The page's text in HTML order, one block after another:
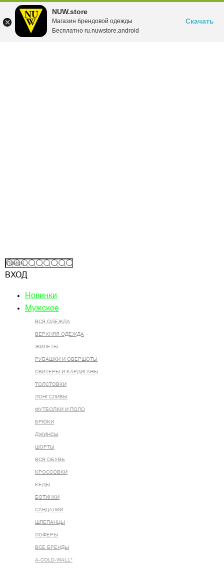
NUW.store
Магазин брендовой одежды
Бесплатно ru.nuwstore.android
Скачать
ВХОД
Новинки
Мужское
ВСЯ ОДЕЖДА
ВЕРХНЯЯ ОДЕЖДА
ЖИЛЕТЫ
РУБАШКИ И ОВЕРШОТЫ
СВИТЕРЫ И КАРДИГАНЫ
ТОЛСТОВКИ
ЛОНГСЛИВЫ
ФУТБОЛКИ И ПОЛО
БРЮКИ
ДЖИНСЫ
ШОРТЫ
ВСЯ ОБУВЬ
КРОССОВКИ
КЕДЫ
БОТИНКИ
САНДАЛИИ
ШЛЕПАНЦЫ
ЛОФЕРЫ
ВСЕ БРЕНДЫ
A-COLD-WALL*